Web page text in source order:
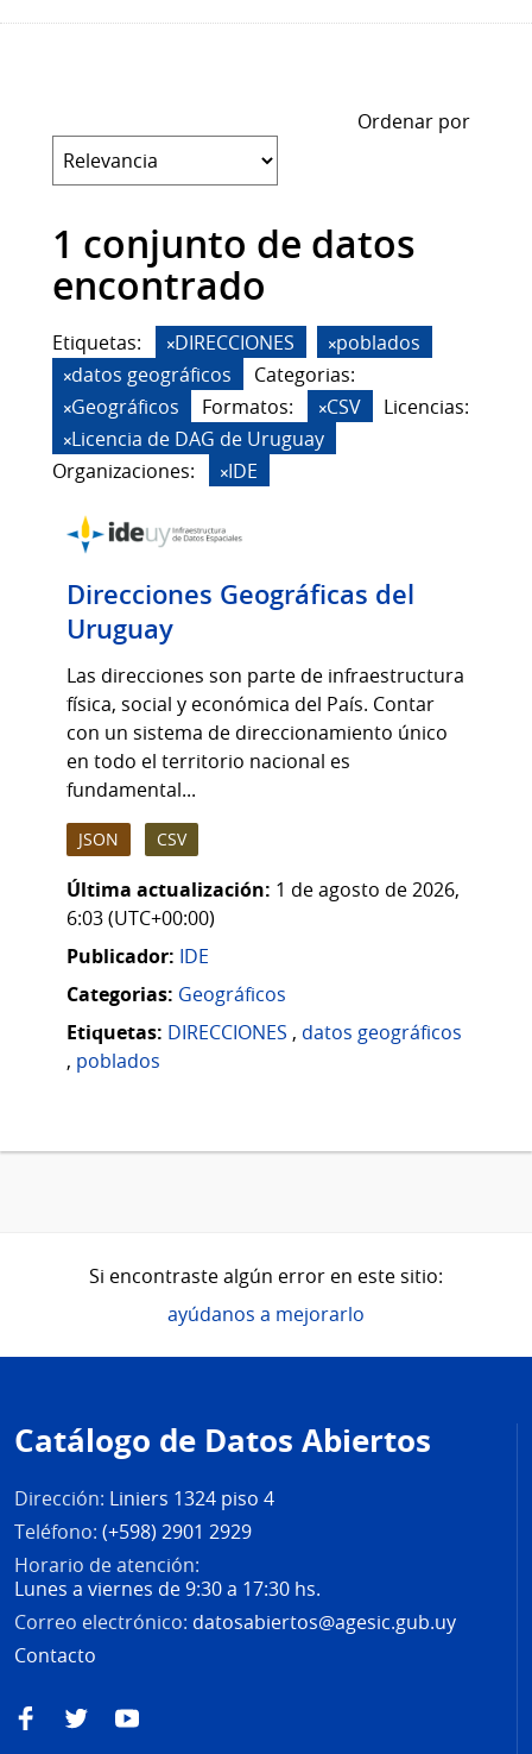
Ordenar por
1 conjunto de datos
encontrado
Etiquetas: DIRECCIONES
poblados
datos geográficos
Categorias:
Geográficos
Formatos: CSV
Licencias:
Licencia de DAG de Uruguay
Organizaciones:
IDE
Direcciones Geográficas del
Uruguay
Las direcciones son parte de infraestructura
física, social y económica del País. Contar
con un sistema de direccionamiento único
en todo el territorio nacional es
fundamental...
JSON CSV
Última actualización: 1 de agosto de 2026,
6:03 (UTC+00:00)
Publicador: IDE
Categorias: Geográficos
Etiquetas: DIRECCIONES , datos geográficos
, poblados
Si encontraste algún error en este sitio:
ayúdanos a mejorarlo
de
página
Catálogo de Datos Abiertos
Dirección: Liniers 1324 piso 4
Teléfono: (+598) 2901 2929
Horario de atención:
Lunes a viernes de 9:30 a 17:30 hs.
Correo electrónico: datosabiertos@agesic.gub.uy
Contacto
FacebookTwitterYouTube